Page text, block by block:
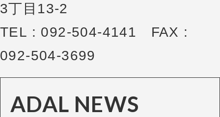
3丁目13-2
TEL : 092-504-4141 FAX :
092-504-3699
ADAL NEWS